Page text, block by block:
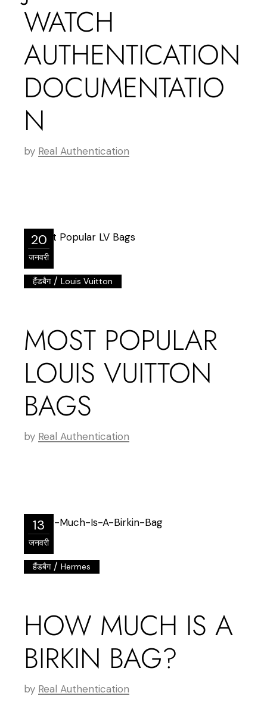
WATCH
AUTHENTICATION
DOCUMENTATIO
N
by Real Authentication
20
जनवरी
हैंडबैग/Louis Vuitton
MOST POPULAR
LOUIS VUITTON
BAGS
by Real Authentication
13
जनवरी
हैंडबैग/Hermes
HOW MUCH IS A
BIRKIN BAG?
by Real Authentication